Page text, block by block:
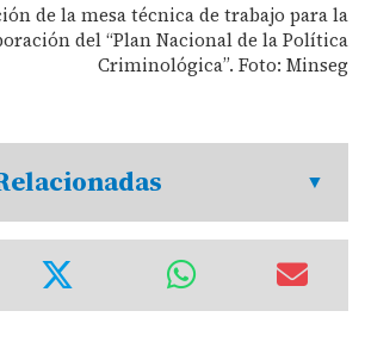
de la mesa técnica de trabajo para la
del “Plan Nacional de la Política
Criminológica”. Foto: Minseg